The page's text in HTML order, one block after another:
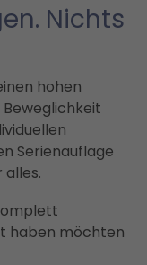
Nichts
hohen
Serienauflage
haben möchten